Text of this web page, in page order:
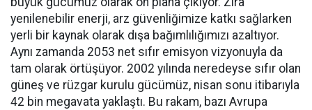
yenilenebilir enerji, arz güvenliğimize katkı sağlarken
yerli bir kaynak olarak dışa bağımlılığımızı azaltıyor.
Aynı zamanda 2053 net sıfır emisyon vizyonuyla da
tam olarak örtüşüyor. 2002 yılında neredeyse sıfır olan
güneş ve rüzgar kurulu gücümüz, nisan sonu itibarıyla
42 bin megavata yaklaştı. Bu rakam, bazı Avrupa